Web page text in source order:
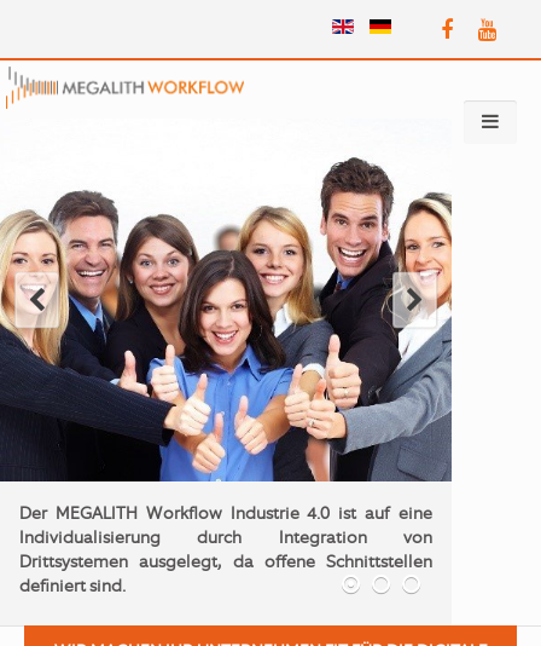
Unser Produkt ist nicht unsere Grenze! Die
Integration von Drittsystemen per offener API
Schnittstelle eröffnet ungeahnte Möglichkeiten.